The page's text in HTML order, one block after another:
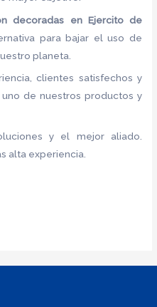
decoradas en Ejercito de
para bajar el uso de
planeta.
clientes satisfechos y
de nuestros productos y
y el mejor aliado.
alta experiencia.